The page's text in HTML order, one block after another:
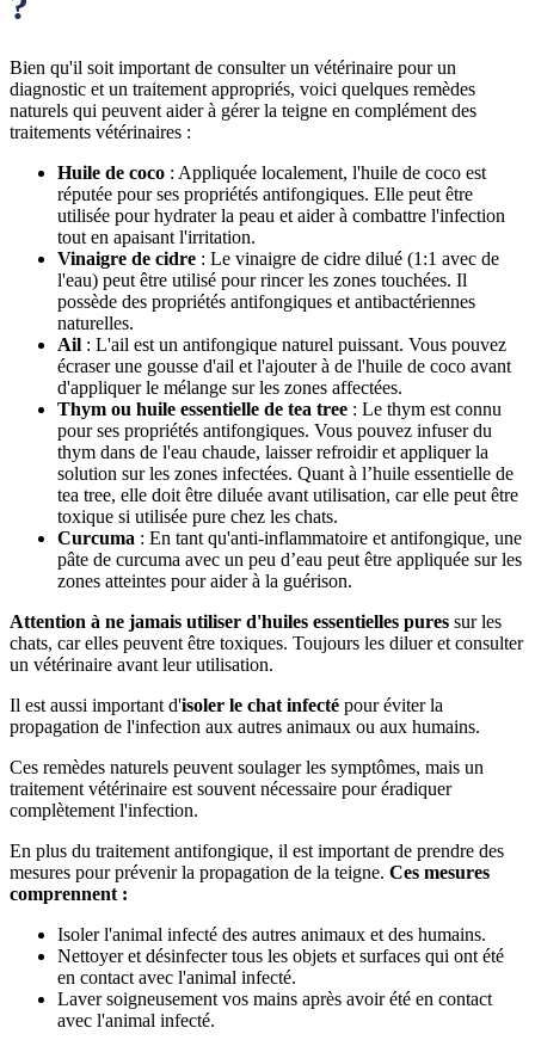
Bien qu'il soit important de consulter un vétérinaire pour un
diagnostic et un traitement appropriés, voici quelques remèdes
naturels qui peuvent aider à gérer la teigne en complément des
traitements vétérinaires :
Huile de coco : Appliquée localement, l'huile de coco est
réputée pour ses propriétés antifongiques. Elle peut être
utilisée pour hydrater la peau et aider à combattre l'infection
tout en apaisant l'irritation.
Vinaigre de cidre : Le vinaigre de cidre dilué (1:1 avec de
l'eau) peut être utilisé pour rincer les zones touchées. Il
possède des propriétés antifongiques et antibactériennes
naturelles.
Ail : L'ail est un antifongique naturel puissant. Vous pouvez
écraser une gousse d'ail et l'ajouter à de l'huile de coco avant
d'appliquer le mélange sur les zones affectées.
Thym ou huile essentielle de tea tree : Le thym est connu
pour ses propriétés antifongiques. Vous pouvez infuser du
thym dans de l'eau chaude, laisser refroidir et appliquer la
solution sur les zones infectées. Quant à l’huile essentielle de
tea tree, elle doit être diluée avant utilisation, car elle peut être
toxique si utilisée pure chez les chats.
Curcuma : En tant qu'anti-inflammatoire et antifongique, une
pâte de curcuma avec un peu d’eau peut être appliquée sur les
zones atteintes pour aider à la guérison.
Attention à ne jamais utiliser d'huiles essentielles pures sur les
chats, car elles peuvent être toxiques. Toujours les diluer et consulter
un vétérinaire avant leur utilisation.
Il est aussi important d'isoler le chat infecté pour éviter la
propagation de l'infection aux autres animaux ou aux humains.
Ces remèdes naturels peuvent soulager les symptômes, mais un
traitement vétérinaire est souvent nécessaire pour éradiquer
complètement l'infection.
En plus du traitement antifongique, il est important de prendre des
mesures pour prévenir la propagation de la teigne. Ces mesures
comprennent :
Isoler l'animal infecté des autres animaux et des humains.
Nettoyer et désinfecter tous les objets et surfaces qui ont été
en contact avec l'animal infecté.
Laver soigneusement vos mains après avoir été en contact
avec l'animal infecté.